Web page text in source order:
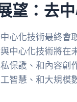
望：去
心化技術最終會
中心化技術將在
保護、和內容創
智慧、和大規模